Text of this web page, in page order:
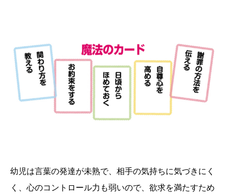
幼児は言葉の発達が未熟で、相手の気持ちに気づきにく
く、心のコントロール力も弱いので、欲求を満たすため